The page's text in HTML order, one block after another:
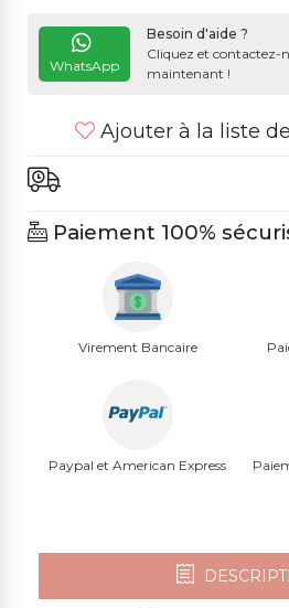
WhatsApp
Besoin d'aide ?
Cliquez et contactez-
maintenant !
Ajouter à la liste
Paiement 100%
Virement Bancaire
Paypal et American Express